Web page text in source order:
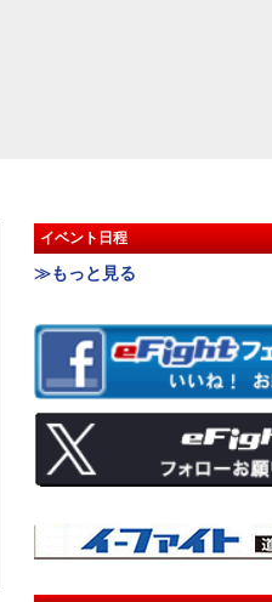
イベント日程
≫もっと見る